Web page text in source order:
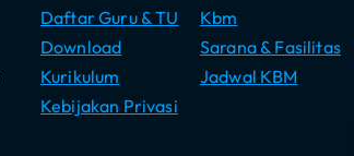
Daftar Guru & TU
Kbm
Download
Sarana & Fasilitas
Kurikulum
Jadwal KBM
Kebijakan Privasi